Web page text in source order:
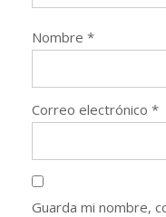
Nombre *
Correo electrónico *
Guarda mi nombre,